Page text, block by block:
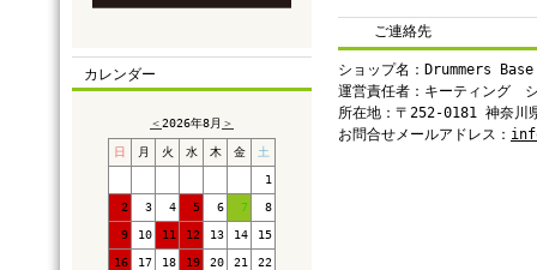
カレンダー
＜2026年8月 ＞
日 月 火 水 木 金 土
1
2 3 4 5 6 7 8
9 10 11 12 13 14 15
16 17 18 19 20 21 22
ご連絡先
ショップ名：Drummers Base
運営責任者：キーティング
所在地：〒252-0181 神奈川
お問合せメールアドレス：